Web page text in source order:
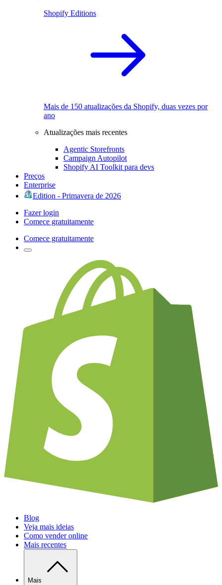
Shopify Editions
Mais de 150 atualizações da Shopify, duas vezes por
ano
Atualizações mais recentes
Agentic Storefronts
Campaign Autopilot
Shopify AI Toolkit para devs
Preços
Enterprise
Edition - Primavera de 2026
Fazer login
Comece gratuitamente
Comece gratuitamente
Blog
Veja mais ideias
Como vender online
Mais recentes
Mais